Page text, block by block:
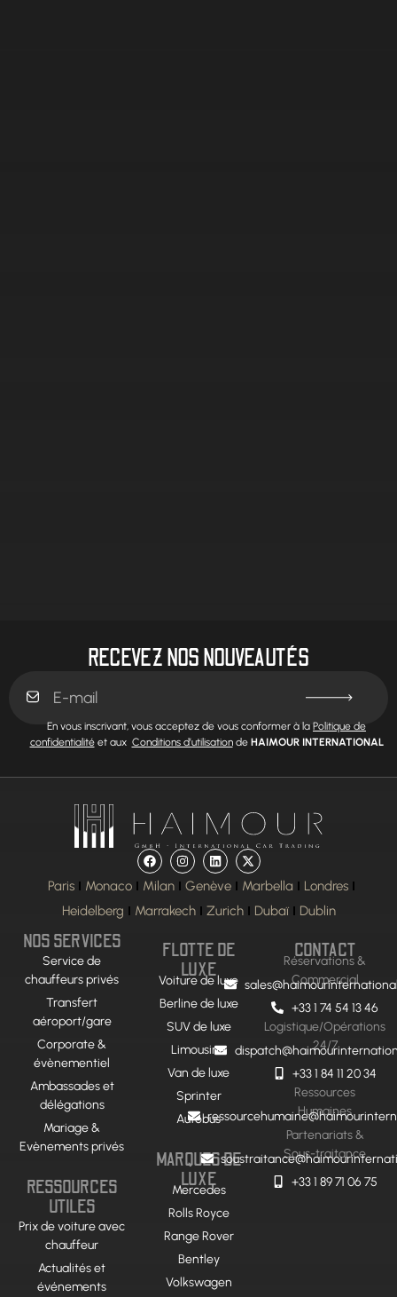
RECEVEZ NOS NOUVEAUTÉS
En vous inscrivant, vous acceptez de vous conformer à la Politique de
confidentialitéet aux Conditions d’utilisationde HAIMOUR INTERNATIONAL
Paris Monaco Milan Genève Marbella
Londres
Heidelberg
Marrakech Zurich Dubaï Dublin
NOS SERVICES
Service de
chauffeurs privés
Transfert
aéroport/gare
Corporate &
évènementiel
Ambassades et
délégations
Mariage &
Evènements privés
RESSOURCES
UTILES
Prix de voiture avec
chauffeur
Actualités et
événements
FLOTTE DE
LUXE
Voiture de luxe
Berline de luxe
SUV de luxe
Limousine
Van de luxe
Sprinter
Autobus
MARQUES DE
LUXE
Mercedes
Rolls Royce
Range Rover
Bentley
Volkswagen
CONTACT
Réservations &
Commercial
+33 1 74 54 13 46
Logistique/Opérations
24/7
+33 1 84 11 20 34
Ressources
Humaines
Partenariats &
Sous-traitance
+33 1 89 71 06 75